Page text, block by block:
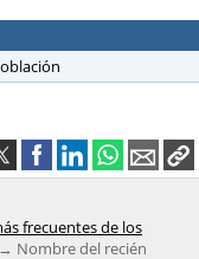
frecuentes de los
Nombre del recién